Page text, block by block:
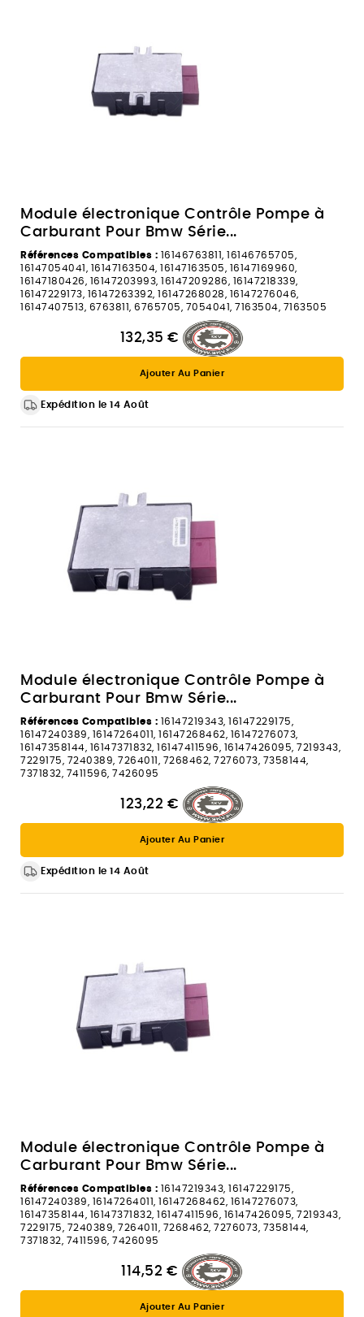
Module électronique Contrôle Pompe à
Carburant Pour Bmw Série...
Références Compatibles : 16146763811, 16146765705,
16147054041, 16147163504, 16147163505, 16147169960,
16147180426, 16147203993, 16147209286, 16147218339,
16147229173, 16147263392, 16147268028, 16147276046,
16147407513, 6763811, 6765705, 7054041, 7163504, 7163505
132,35 €
Ajouter Au Panier
Expédition le 14 Août
Module électronique Contrôle Pompe à
Carburant Pour Bmw Série...
Références Compatibles : 16147219343, 16147229175,
16147240389, 16147264011, 16147268462, 16147276073,
16147358144, 16147371832, 16147411596, 16147426095, 7219343,
7229175, 7240389, 7264011, 7268462, 7276073, 7358144,
7371832, 7411596, 7426095
123,22 €
Ajouter Au Panier
Expédition le 14 Août
Module électronique Contrôle Pompe à
Carburant Pour Bmw Série...
Références Compatibles : 16147219343, 16147229175,
16147240389, 16147264011, 16147268462, 16147276073,
16147358144, 16147371832, 16147411596, 16147426095, 7219343,
7229175, 7240389, 7264011, 7268462, 7276073, 7358144,
7371832, 7411596, 7426095
114,52 €
Ajouter Au Panier